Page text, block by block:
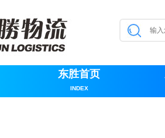
东胜首页
INDEX